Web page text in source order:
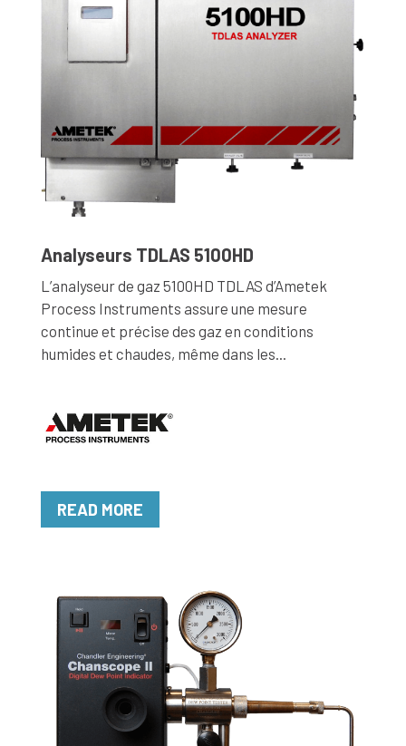
Analyseurs TDLAS 5100HD
L’analyseur de gaz 5100HD TDLAS d’Ametek
Process Instruments assure une mesure
continue et précise des gaz en conditions
humides et chaudes, même dans les...
READ MORE